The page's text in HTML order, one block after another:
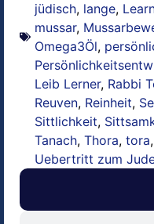
jüdisch, lange,
mussar,
Omega3Öl,
Leib Lerner, Rabbi
Reuven, Reinheit,
Sittlichkeit,
Tanach, Thora, tora,
Uebertritt zum